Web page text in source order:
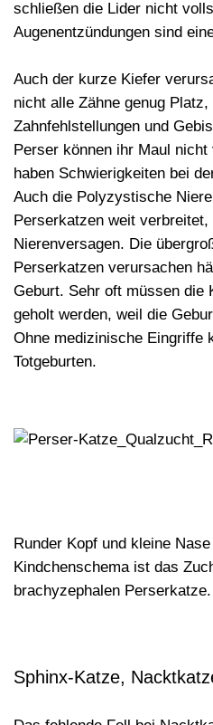
schließen die Lider nicht
Augenentzündungen sind
Auch der kurze Kiefer
nicht alle Zähne genug
Zahnfehlstellungen und
Perser können ihr Maul
haben Schwierigkeiten bei
Auch die Polyzystische
Perserkatzen weit
Nierenversagen. Die
Perserkatzen verursachen
Geburt. Sehr oft müssen die
geholt werden, weil die
Ohne medizinische Eingriffe
Totgeburten.
Runder Kopf und kleine
Kindchenschema ist das
brachyzephalen
Sphinx-Katze,